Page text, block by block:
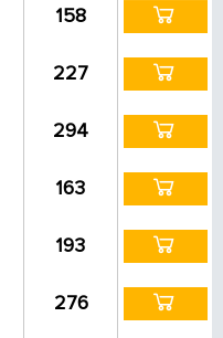
158
227
294
163
193
276